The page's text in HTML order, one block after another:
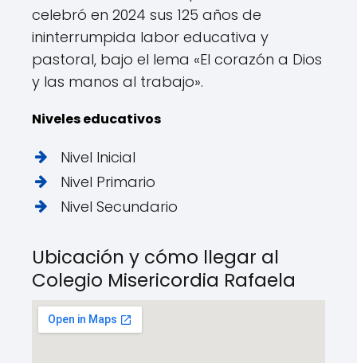
celebró en 2024 sus 125 años de
ininterrumpida labor educativa y
pastoral, bajo el lema «El corazón a Dios
y las manos al trabajo».
Niveles educativos
Nivel Inicial
Nivel Primario
Nivel Secundario
Ubicación y cómo llegar al
Colegio Misericordia Rafaela